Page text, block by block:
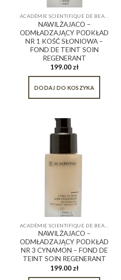
NAWILŻAJACO –
ODMŁADZAJĄCY PODKŁAD
NR 1 KOŚĆ SŁONIOWA –
FOND DE TEINT SOIN
REGENERANT
199.00 zł
DODAJ DO KOSZYKA
NAWILŻAJACO –
ODMŁADZAJĄCY PODKŁAD
NR 3 CYNAMON – FOND DE
TEINT SOIN REGENERANT
199.00 zł